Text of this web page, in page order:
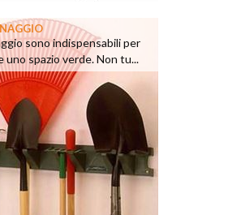
sono indispensabili per
spazio verde. Non tu...